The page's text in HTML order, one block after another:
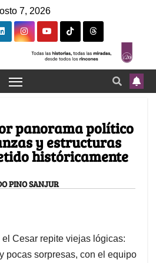
7, 2026
panorama político
y estructuras
históricamente
PINO SANJUR
Cesar repite viejas lógicas:
pocas sorpresas, con el equipo